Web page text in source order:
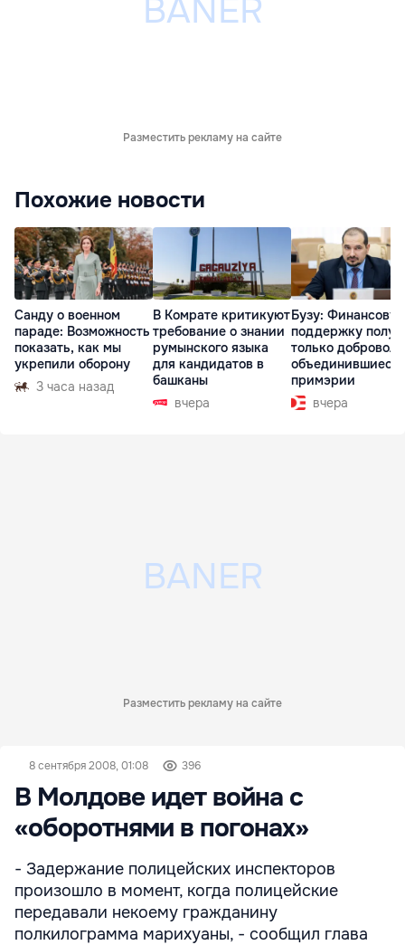
Разместить рекламу на сайте
Похожие новости
Санду о военном
параде: Возможность
показать, как мы
укрепили оборону
3 часа назад
В Комрате критикуют
требование о знании
румынского языка
для кандидатов в
башканы
вчера
Бузу:
поддержку
только
объединившиеся
примэрии
вчера
Разместить рекламу на сайте
8 сентября 2008, 01:08 396
В Молдове идет война с
«оборотнями в погонах»
- Задержание полицейских инспекторов
произошло в момент, когда полицейские
передавали некоему гражданину
полкилограмма марихуаны, - сообщил глава